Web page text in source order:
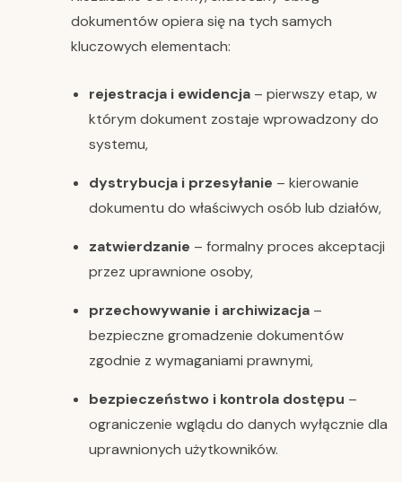
dokumentów opiera się na tych samych
kluczowych elementach:
rejestracja i ewidencja – pierwszy etap, w
którym dokument zostaje wprowadzony do
systemu,
dystrybucja i przesyłanie – kierowanie
dokumentu do właściwych osób lub działów,
zatwierdzanie – formalny proces akceptacji
przez uprawnione osoby,
przechowywanie i archiwizacja –
bezpieczne gromadzenie dokumentów
zgodnie z wymaganiami prawnymi,
bezpieczeństwo i kontrola dostępu –
ograniczenie wglądu do danych wyłącznie dla
uprawnionych użytkowników.